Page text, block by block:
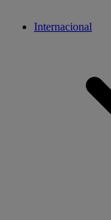
Internacional